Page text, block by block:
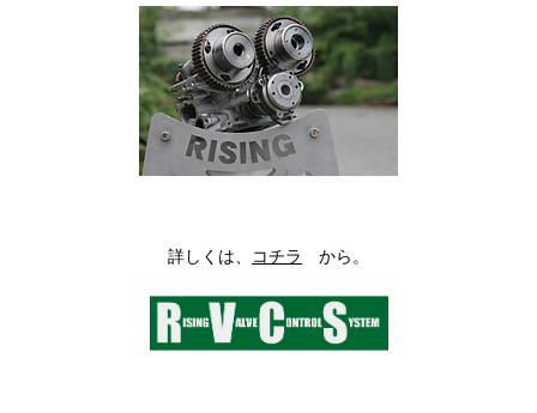
詳しくは、 コチラ から。